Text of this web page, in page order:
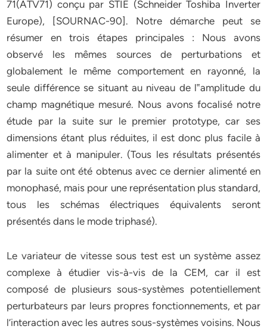
71(ATV71) conçu par STIE (Schneider Toshiba Inverter
Europe), [SOURNAC-90]. Notre démarche peut se
résumer en trois étapes principales : Nous avons
observé les mêmes sources de perturbations et
globalement le même comportement en rayonné, la
seule différence se situant au niveau de l‟amplitude du
champ magnétique mesuré. Nous avons focalisé notre
étude par la suite sur le premier prototype, car ses
dimensions étant plus réduites, il est donc plus facile à
alimenter et à manipuler. (Tous les résultats présentés
par la suite ont été obtenus avec ce dernier alimenté en
monophasé, mais pour une représentation plus standard,
tous les schémas électriques équivalents seront
présentés dans le mode triphasé).
Le variateur de vitesse sous test est un système assez
complexe à étudier vis-à-vis de la CEM, car il est
composé de plusieurs sous-systèmes potentiellement
perturbateurs par leurs propres fonctionnements, et par
l’interaction avec les autres sous-systèmes voisins. Nous